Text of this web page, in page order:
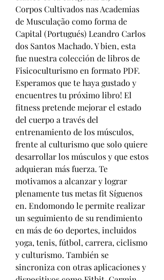
Corpos Cultivados nas Academias
de Musculação como forma de
Capital (Portugués) Leandro Carlos
dos Santos Machado. Y bien, esta
fue nuestra colección de libros de
Fisicoculturismo en formato PDF.
Esperamos que te haya gustado y
encuentres tu próximo libro! El
fitness pretende mejorar el estado
del cuerpo a través del
entrenamiento de los músculos,
frente al culturismo que solo quiere
desarrollar los músculos y que estos
adquieran más fuerza. Te
motivamos a alcanzar y lograr
plenamente tus metas fit Síguenos
en. Endomondo le permite realizar
un seguimiento de su rendimiento
en más de 60 deportes, incluidos
yoga, tenis, fútbol, carrera, ciclismo
y culturismo. También se
sincroniza con otras aplicaciones y